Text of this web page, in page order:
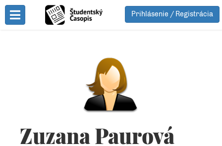
Toggle Menu
Prihlásenie / Registrácia
Zuzana Paurová